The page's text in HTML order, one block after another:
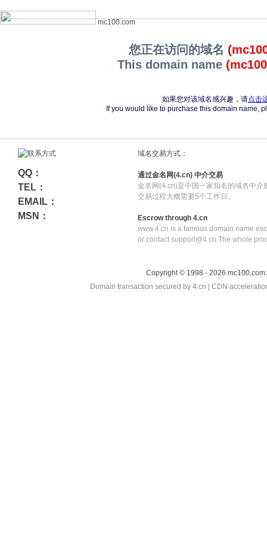
mc100.com
您正在访问的域名
This domain name
如果您对该域名感兴趣，请点击
If you would like to purchase this domain name,
QQ：
TEL：
EMAIL：
MSN：
域名交易方式：
通过金名网(4.cn) 中介交易
金名网(4.cn)是中国一家知名的域名中介
交易过程大概需要5个工作日。
Escrow through 4.cn
www.4.cn is a famous domain name
or contact support@4.cn.The whole
Copyright © 1998 - 2026
Domain transaction secured by 4.cn | CDN